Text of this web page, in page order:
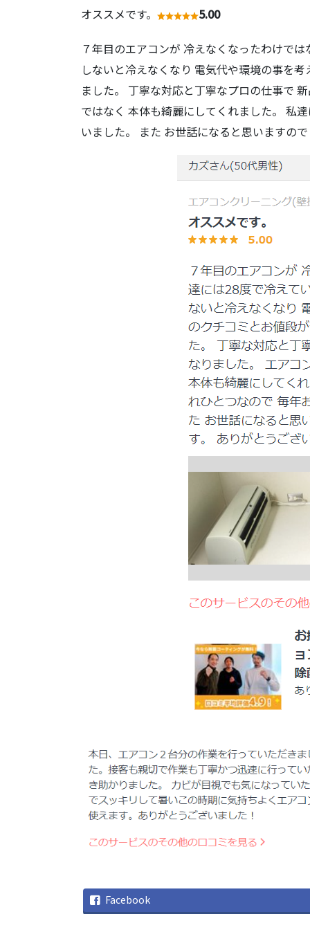
オススメです。 5.00
７年目のエアコンが 冷えなくなったわけで
しないと冷えなくなり 電気代や環境の事を
ました。 丁寧な対応と丁寧なプロの仕事で
ではなく 本体も綺麗にしてくれました。 私
いました。 また お世話になると思いますの
Facebook